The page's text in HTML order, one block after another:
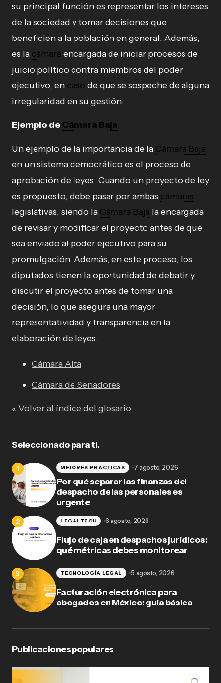
su principal función es representar los intereses
de la sociedad y tomar decisiones que
beneficien a la población en general. Además,
es la cámara encargada de iniciar procesos de
juicio político contra miembros del poder
ejecutivo, en caso de que se sospeche de alguna
irregularidad en su gestión.
Ejemplo deCámara Baja
Un ejemplo de la importancia de la Cámara Baja
en un sistema democrático es el proceso de
aprobación de leyes. Cuando un proyecto de ley
es propuesto, debe pasar por ambas cámaras
legislativas, siendo la Cámara Baja la encargada
de revisar y modificar el proyecto antes de que
sea enviado al poder ejecutivo para su
promulgación. Además, en este proceso, los
diputados tienen la oportunidad de debatir y
discutir el proyecto antes de tomar una
decisión, lo que asegura una mayor
representatividad y transparencia en la
elaboración de leyes.
Cámara Alta
Cámara de Senadores
« Volver al índice del glosario
Seleccionado para ti.
Por qué separar las finanzas del
despacho de las personales es
urgente
MEJORES PRÁCTICAS 7 agosto, 2026
Flujo de caja en despachos jurídicos:
qué métricas debes monitorear
LEGALTECH 6 agosto, 2026
Facturación electrónica para
abogados en México: guía básica
TECNOLOGÍA LEGAL 5 agosto, 2026
Publicaciones populares